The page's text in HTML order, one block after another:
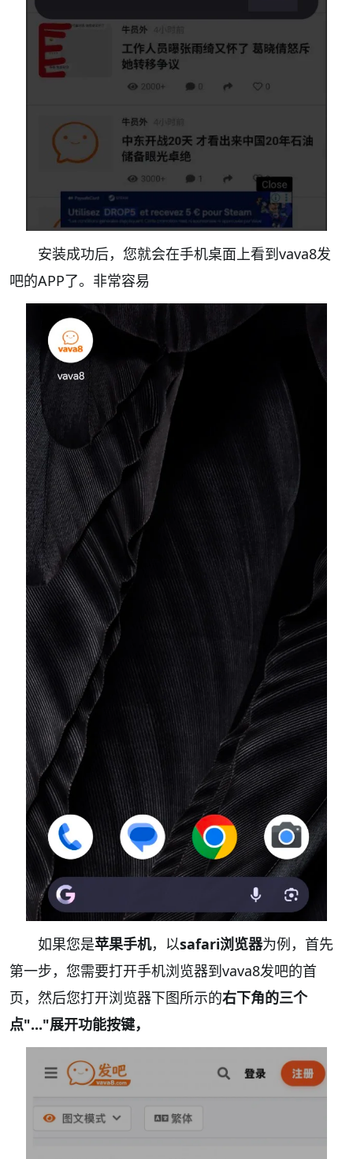
安装成功后，您就会在手机桌面上看到vava8发
吧的APP了。非常容易
如果您是苹果手机，以safari浏览器为例，首先
第一步，您需要打开手机浏览器到vava8发吧的首
页，然后您打开浏览器下图所示的右下角的三个
点"..."展开功能按键，